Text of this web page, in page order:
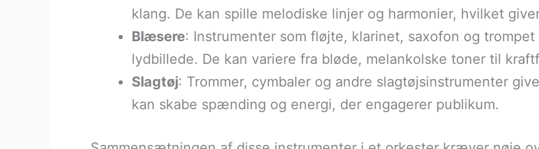
klang. De kan spille melodiske linjer og harmonier, hvilket
Blæsere: Instrumenter som fløjte, klarinet, saxofon og
lydbillede. De kan variere fra bløde, melankolske toner til
Slagtøj: Trommer, cymbaler og andre slagtøjsinstrumenter
kan skabe spænding og energi, der engagerer publikum.